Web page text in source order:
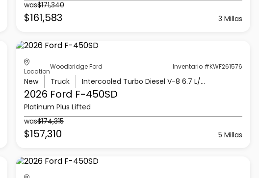
was$171,340
$161,583 3 Millas
Location
Woodbridge Ford Inventario #KWF261576
New Truck Intercooled Turbo Diesel V-8 6.7 L/406
2026 Ford F-450SD
Platinum Plus Lifted
was$174,315
$157,310 5 Millas